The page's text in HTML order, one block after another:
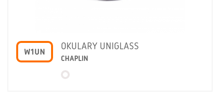
W1UN
OKULARY UNIGLASS
CHAPLIN